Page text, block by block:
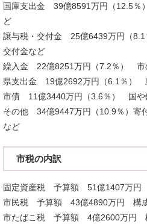
国庫支出金 39億8591万円（12.5％
ど
譲与税・交付金 25億6439万円（
交付金など
繰入金 22億8251万円（7.2％） 市
県支出金 19億2692万円（6.1％）
市債 11億3440万円（3.6％） 国や
その他 34億9447万円（10.9％）寄
など
市税の内訳
固定資産税 予算額 51億1407万
市民税 予算額 43億4890万円 構
市たばこ税 予算額 4億2600万円